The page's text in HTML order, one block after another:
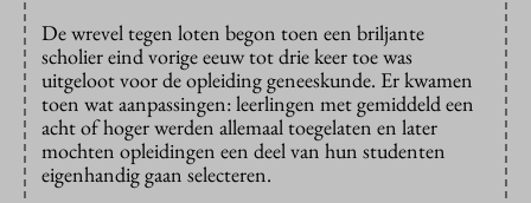
De wrevel tegen loten begon toen een briljante
scholier eind vorige eeuw tot drie keer toe was
uitgeloot voor de opleiding geneeskunde. Er kwamen
toen wat aanpassingen: leerlingen met gemiddeld een
acht of hoger werden allemaal toegelaten en later
mochten opleidingen een deel van hun studenten
eigenhandig gaan selecteren.